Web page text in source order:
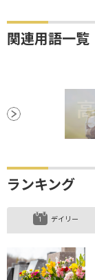
関連用語一覧
ランキング
デイリー